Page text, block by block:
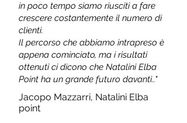
in poco tempo siamo riusciti a fare
crescere costantemente il numero di
clienti.
Il percorso che abbiamo intrapreso è
appena cominciato, ma i risultati
ottenuti ci dicono che Natalini Elba
Point ha un grande futuro davanti.."
Jacopo Mazzarri, Natalini Elba
point